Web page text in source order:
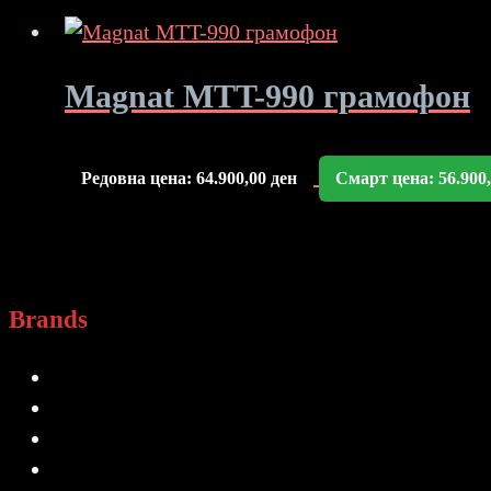
Magnat MTT-990 грамофон
Редовна цена: 64.900,00 ден Смарт цена:
Brands